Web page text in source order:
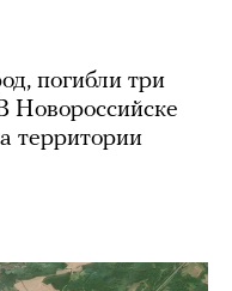
погибли три
Новороссийске
территории